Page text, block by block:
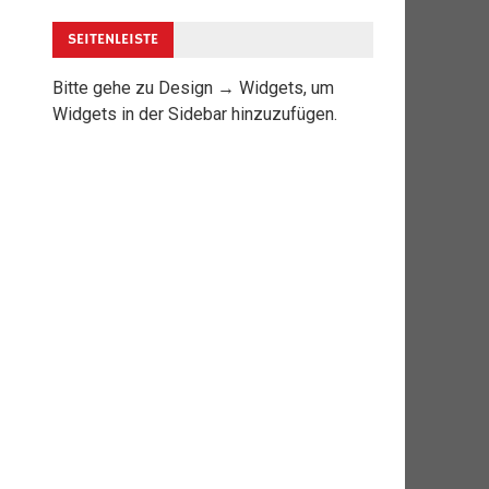
SEITENLEISTE
Bitte gehe zu Design → Widgets, um
Widgets in der Sidebar hinzuzufügen.